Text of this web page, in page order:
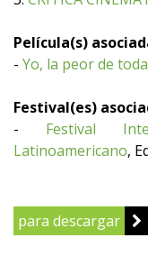
Película(s)
- Yo, la peor de
Festival(es)
- Festival
Latinoamericano,
para descargar